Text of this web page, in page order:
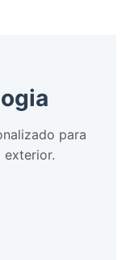
para
exterior.